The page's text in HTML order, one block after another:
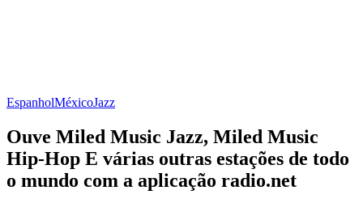
EspanholMéxicoJazz
Ouve Miled Music Jazz, Miled Music
Hip-Hop E várias outras estações de todo
o mundo com a aplicação radio.net